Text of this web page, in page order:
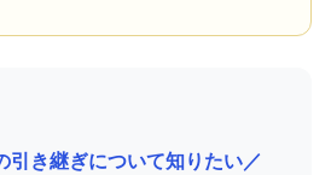
引き継ぎについて知りたい／